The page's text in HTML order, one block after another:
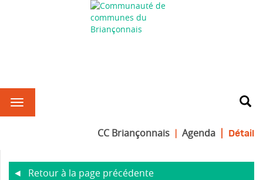
CC Briançonnais Agenda Détail
Retour à la page précédente